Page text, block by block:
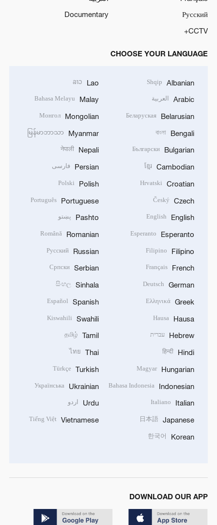
Русский
Documentary
CCTV+
CHOOSE YOUR LANGUAGE
Albanian
Shqip
Arabic العربية
Belarusian
Беларуская
Bengali
বাংলা
Bulgarian
Български
Cambodian
ខ្មែរ
Croatian
Hrvatski
Czech
Český
English
English
Esperanto
Esperanto
Filipino
Filipino
French
Français
German
Deutsch
Greek
Ελληνικά
Hausa
Hausa
Hebrew עברית
Hindi
हिन्दी
Hungarian
Magyar
Indonesian
Bahasa Indonesia
Italian
Italiano
Japanese
日本語
Korean
한국어
Lao
ລາວ
Malay
Bahasa Melayu
Mongolian
Монгол
Myanmar
မြန်မာဘာသာ
Nepali
नेपाली
Persian فارسی
Polish
Polski
Portuguese
Português
Pashto پښتو
Romanian
Română
Russian
Русский
Serbian
Српски
Sinhala
සිංහල
Spanish
Español
Swahili
Kiswahili
Tamil
தமிழ்
Thai
ไทย
Turkish
Türkçe
Ukrainian
Українська
Urdu اردو
Vietnamese
Tiếng Việt
DOWNLOAD OUR APP